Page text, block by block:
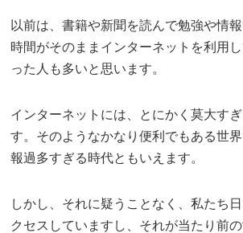
以前は、書籍や新聞を読んで勉強や情
時間がそのままインターネットを利用
った人も多いと思います。
インターネットには、とにかく莫大す
す。そのようなかなり便利でもある世
報過多すぎる時代ともいえます。
しかし、それに疑うことなく、私たち
クセスしていますし、それが当たり前の